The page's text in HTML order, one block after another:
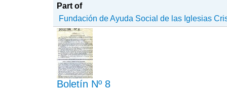
Part of
Fundación de Ayuda Social de las Iglesias
Boletín Nº 8